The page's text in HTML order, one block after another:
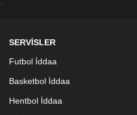
SERVİSLER
Futbol İddaa
Basketbol İddaa
Hentbol İddaa